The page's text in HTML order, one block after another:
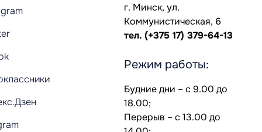
г. Минск, ул.
Коммунистическая, 6
тел. (+375 17) 379-64-13
Режим работы:
Будние дни – с 9.00 до
18.00;
Перерыв – с 13.00 до